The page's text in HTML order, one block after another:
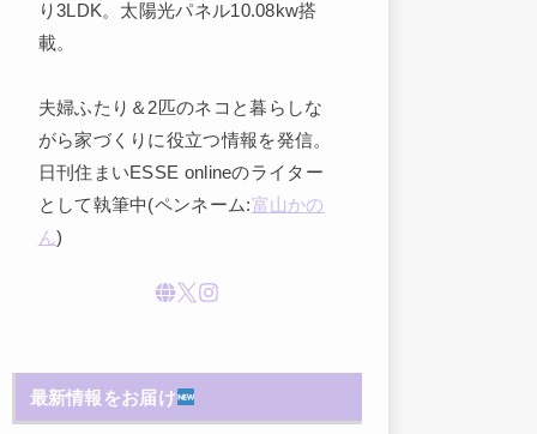
り3LDK。太陽光パネル10.08kw搭
載。
夫婦ふたり＆2匹のネコと暮らしな
がら家づくりに役立つ情報を発信。
日刊住まいESSE onlineのライター
として執筆中(ペンネーム:富山かの
ん)
最新情報をお届け